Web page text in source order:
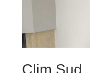
Clim